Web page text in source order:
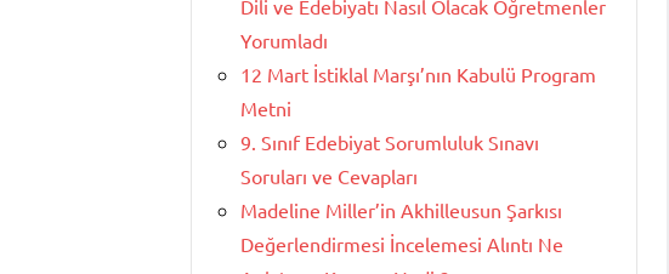
Dili ve Edebiyatı Nasıl Olacak Öğretmenler
Yorumladı
12 Mart İstiklal Marşı’nın Kabulü Program
Metni
9. Sınıf Edebiyat Sorumluluk Sınavı
Soruları ve Cevapları
Madeline Miller’in Akhilleusun Şarkısı
Değerlendirmesi İncelemesi Alıntı Ne